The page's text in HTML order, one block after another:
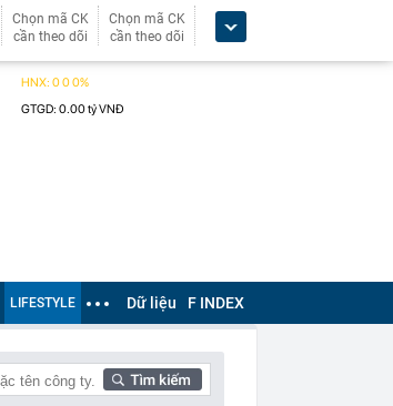
Chọn mã CK
cần theo dõi
Chọn mã CK
cần theo dõi
LIFESTYLE Dữ liệu F INDEX